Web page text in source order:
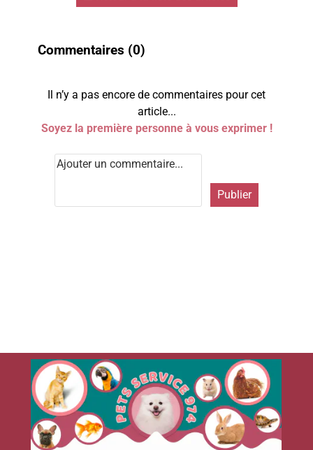
Commentaires (0)
Il n’y a pas encore de commentaires pour cet
article...
Soyez la première personne à vous exprimer !
Publier